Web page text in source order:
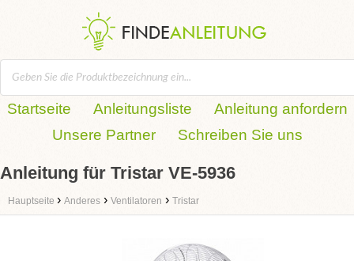
Startseite Anleitungsliste
Anleitung anfordern
Unsere Partner
Schreiben Sie uns
Anleitung für Tristar VE-5936
Hauptseite › Anderes › Ventilatoren › Tristar